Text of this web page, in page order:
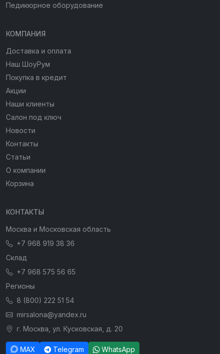
Педикюрное оборудование
КОМПАНИЯ
Доставка и оплата
Наш ШоуРум
Покупка в кредит
Акции
Наши клиенты
Салон под ключ
Новости
Контакты
Статьи
О компании
Корзина
КОНТАКТЫ
Москва и Московская область
+7 968 919 38 36
Склад
+7 968 575 56 65
Регионы
8 (800) 222 51 54
mirsalona@yandex.ru
г. Москва, ул. Кусковская, д. 20
MAX Telegram WhatsApp